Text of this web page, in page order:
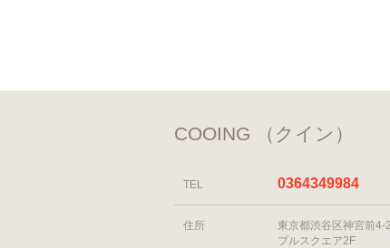
COOING （クイン）
TEL 0364349984
住所
東京都渋谷区神宮前4-
プルスクエア2F